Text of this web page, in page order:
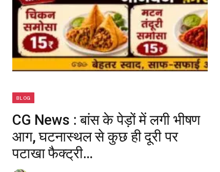
BLOG
CG News : बांस के पेड़ों में लगी भीषण
आग, घटनास्थल से कुछ ही दूरी पर
पटाखा फैक्ट्री…